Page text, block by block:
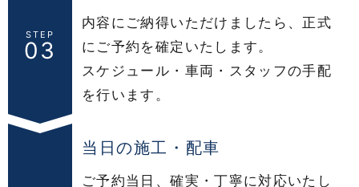
STEP
03
内容にご納得いただけましたら、正式
にご予約を確定いたします。
スケジュール・車両・スタッフの手配
を行います。
当日の施工・配車
ご予約当日、確実・丁寧に対応いたし